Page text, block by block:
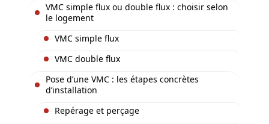
VMC simple flux ou double flux : choisir selon
le logement
VMC simple flux
VMC double flux
Pose d’une VMC : les étapes concrètes
d’installation
Repérage et perçage